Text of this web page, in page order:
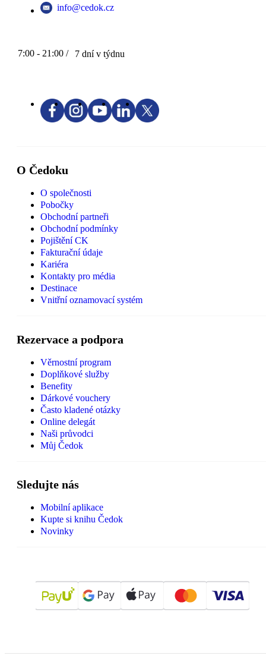
info@cedok.cz
7:00 - 21:00 / 7 dní v týdnu
O Čedoku
O společnosti
Pobočky
Obchodní partneři
Obchodní podmínky
Pojištění CK
Fakturační údaje
Kariéra
Kontakty pro média
Destinace
Vnitřní oznamovací systém
Rezervace a podpora
Věrnostní program
Doplňkové služby
Benefity
Dárkové vouchery
Často kladené otázky
Online delegát
Naši průvodci
Můj Čedok
Sledujte nás
Mobilní aplikace
Kupte si knihu Čedok
Novinky